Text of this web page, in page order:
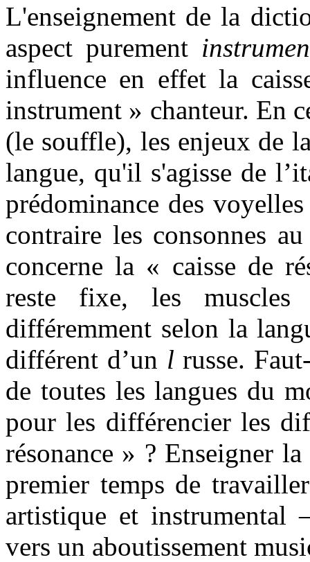
L'enseignement de la
aspect purement
influence en effet la
instrument » chanteur. En
(le souffle), les enjeux de
langue, qu'il s'agisse de
prédominance des
contraire les consonnes
concerne la « caisse de
reste fixe, les
différemment selon la
différent d’un l russe.
de toutes les langues du
pour les différencier les
résonance » ? Enseigner
premier temps de
artistique et instrumental
vers un aboutissement